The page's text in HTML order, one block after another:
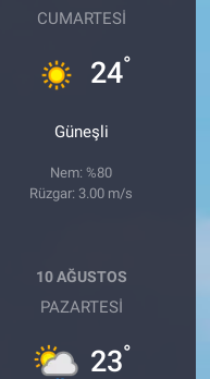
CUMARTESI
24°
Güneşli
Nem: %80
Rüzgar: 3.00 m/s
10 AĞUSTOS
PAZARTESI
23°